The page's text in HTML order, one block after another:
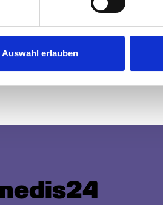
personalisieren, Funktionen für
geben wir Informationen zu
und Analysen weiter. Unsere
Auswahl erlauben
ausfiel, genossen
– nicht selten
Umso höher war